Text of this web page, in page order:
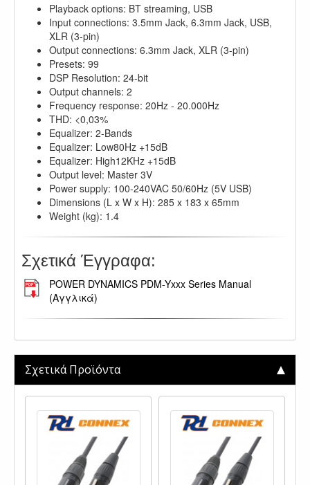
Playback options: BT streaming, USB
Input connections: 3.5mm Jack, 6.3mm Jack, USB,
XLR (3-pin)
Output connections: 6.3mm Jack, XLR (3-pin)
Presets: 99
DSP Resolution: 24-bit
Output channels: 2
Frequency response: 20Hz - 20.000Hz
THD: <0,03%
Equalizer: 2-Bands
Equalizer: Low80Hz +15dB
Equalizer: High12KHz +15dB
Output level: Master 3V
Power supply: 100-240VAC 50/60Hz (5V USB)
Dimensions (L x W x H): 285 x 183 x 65mm
Weight (kg): 1.4
Σχετικά Έγγραφα:
POWER DYNAMICS PDM-Yxxx Series Manual
(Αγγλικά)
Σχετικά Προϊόντα